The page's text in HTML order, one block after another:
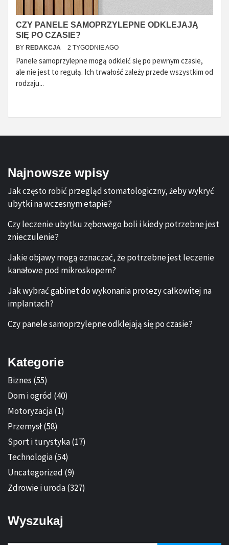
CZY PANELE SAMOPRZYLEPNE ODKLEJAJĄ
SIĘ PO CZASIE?
BY REDAKCJA 2 TYGODNIE AGO
Panele samoprzylepne mogą odkleić się po pewnym czasie,
ale nie jest to regułą. Ich trwałość zależy przede wszystkim od
rodzaju...
Najnowsze wpisy
Jak często robić przegląd stomatologiczny, żeby wykryć
ubytki na wczesnym etapie?
Czy leczenie ubytku zębowego boli i kiedy potrzebne jest
znieczulenie?
Jakie objawy mogą oznaczać, że potrzebne jest leczenie
kanałowe pod mikroskopem?
Jak wybrać gabinet do wykonania protezy całkowitej na
implantach?
Czy panele samoprzylepne odklejają się po czasie?
Kategorie
Biznes (55)
Dom i ogród (40)
Motoryzacja(1)
Przemysł(58)
Sport i turystyka(17)
Technologia(54)
Uncategorized (9)
Zdrowie i uroda(327)
Wyszukaj